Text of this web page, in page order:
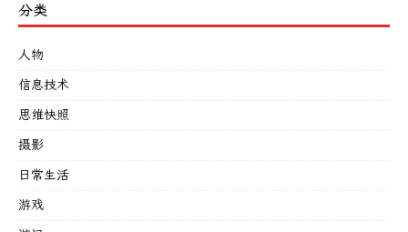
分类
人物
信息技术
思维快照
摄影
日常生活
游戏